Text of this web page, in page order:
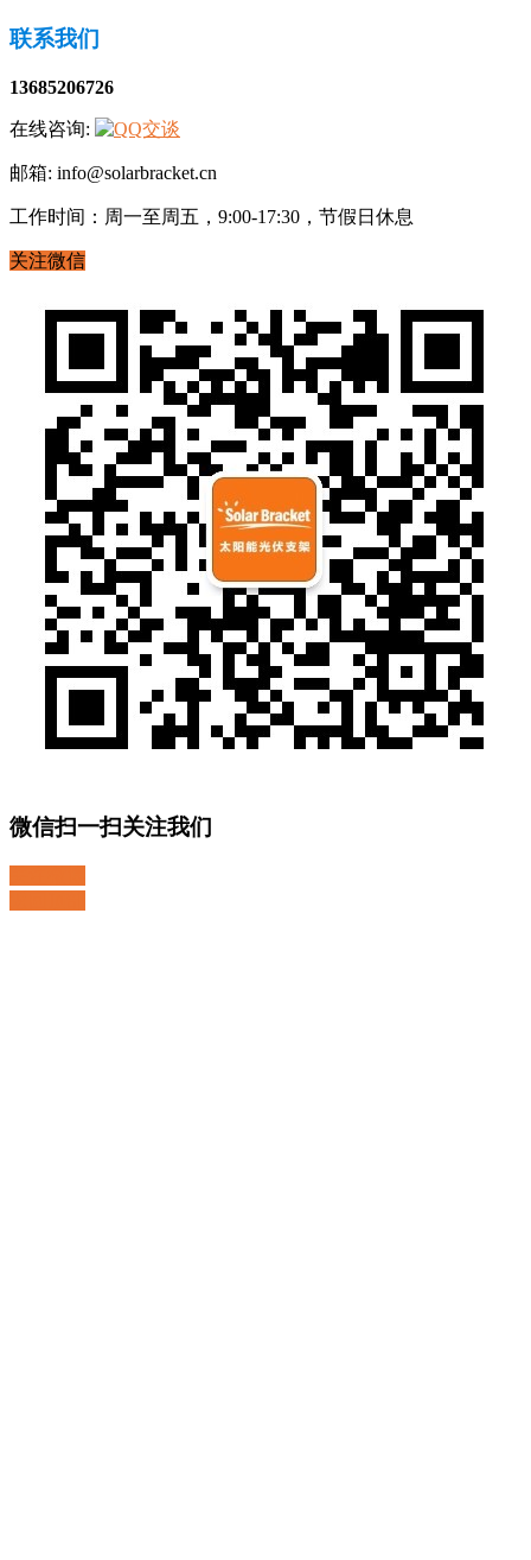
联系我们
13685206726
在线咨询:
邮箱: info@solarbracket.cn
工作时间：周一至周五，9:00-17:30，节假日休息
关注微信
微信扫一扫关注我们